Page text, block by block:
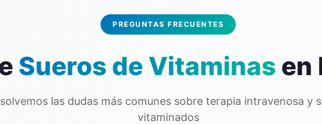
PREGUNTAS FRECUENTES
Sueros de Vitaminas en
las dudas más comunes sobre terapia intravenosa y
vitaminados